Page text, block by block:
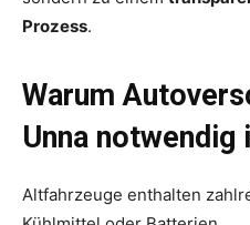
Prozess.
Warum
Unna notwendig
Altfahrzeuge enthalten